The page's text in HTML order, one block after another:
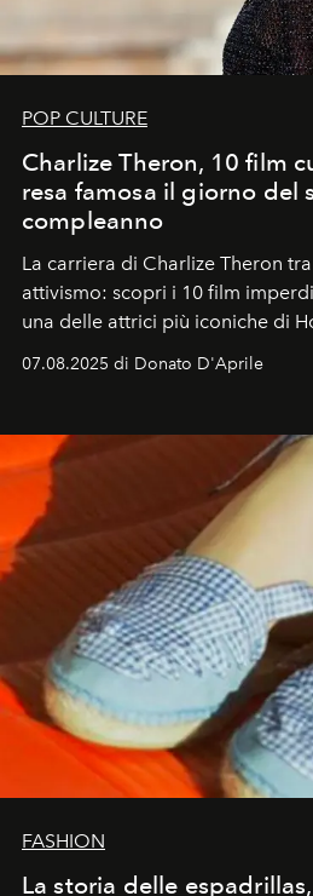
POP CULTURE
Charlize Theron, 10 film
resa famosa il giorno del
compleanno
La carriera di Charlize Theron
attivismo: scopri i 10 film
una delle attrici più iconiche di
07.08.2025 di Donato D'Aprile
FASHION
La storia delle